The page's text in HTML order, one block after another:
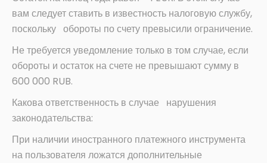
вам следует ставить в известность налоговую службу,
поскольку обороты по счету превысили ограничение.
Не требуется уведомление только в том случае, если
обороты и остаток на счете не превышают сумму в
600 000 RUB.
Какова ответственность в случае нарушения
законодательства:
При наличии иностранного платежного инструмента
на пользователя ложатся дополнительные